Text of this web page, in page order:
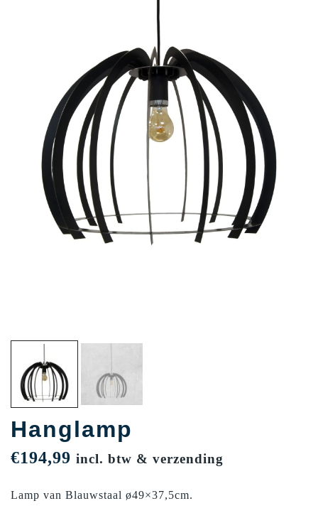
Hanglamp
€194,99 incl. btw & verzending
Lamp van Blauwstaal ø49×37,5cm.